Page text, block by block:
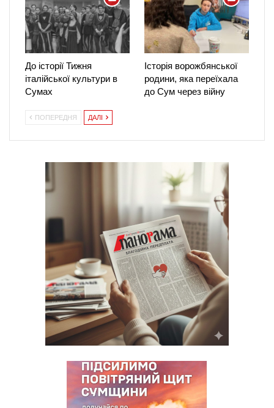
До історії Тижня
італійської культури в
Сумах
Історія ворожбянської
родини, яка переїхала
до Сум через війну
ПОПЕРЕДНЯ ДАЛІ